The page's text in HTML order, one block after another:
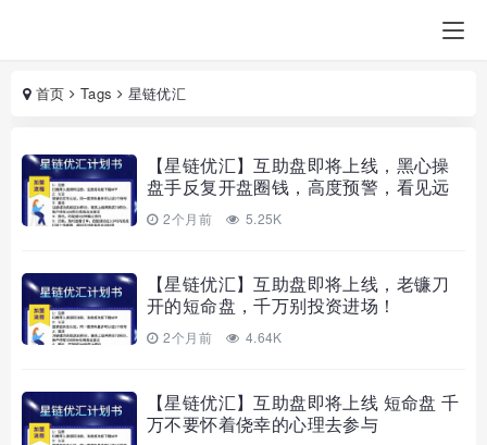
首页 Tags 星链优汇
【星链优汇】互助盘即将上线，黑心操
盘手反复开盘圈钱，高度预警，看见远
离！2个月前 5.25K
【星链优汇】互助盘即将上线，老镰刀
开的短命盘，千万别投资进场！
2个月前 4.64K
【星链优汇】互助盘即将上线 短命盘 千
万不要怀着侥幸的心理去参与